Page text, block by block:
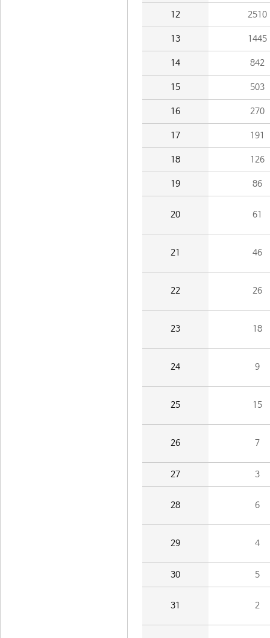
12 2510
13 1445
14 842
15 503
16 270
17 191
18 126
19 86
20 61
21 46
22 26
23 18
24 9
25 15
26 7
27 3
28 6
29 4
30 5
31 2